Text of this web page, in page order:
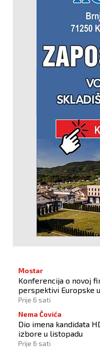
Mostar
Konferencija o novoj
perspektivi Europske
2034.
Prije 6 sati
Nema Čovića
Dio imena kandidata
izbore u listopadu
Prije 6 sati